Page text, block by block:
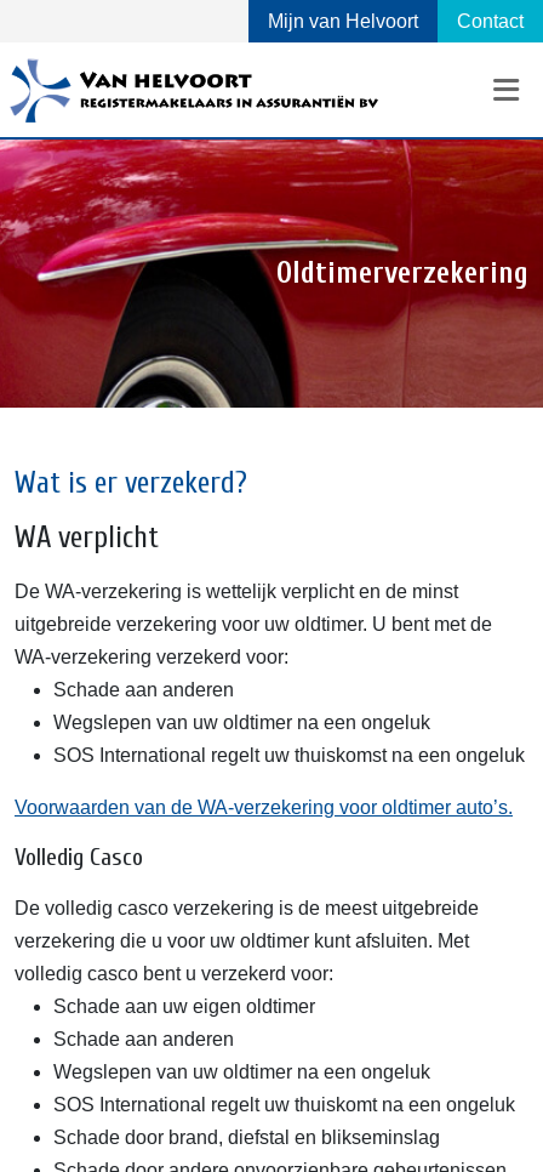
Mijn van Helvoort Contact
Oldtimerverzekering
Wat is er verzekerd?
WA verplicht
De WA-verzekering is wettelijk verplicht en de minst
uitgebreide verzekering voor uw oldtimer. U bent met de
WA-verzekering verzekerd voor:
Schade aan anderen
Wegslepen van uw oldtimer na een ongeluk
SOS International regelt uw thuiskomst na een ongeluk
Voorwaarden van de WA-verzekering voor oldtimer auto’s.
Volledig Casco
De volledig casco verzekering is de meest uitgebreide
verzekering die u voor uw oldtimer kunt afsluiten. Met
volledig casco bent u verzekerd voor:
Schade aan uw eigen oldtimer
Schade aan anderen
Wegslepen van uw oldtimer na een ongeluk
SOS International regelt uw thuiskomt na een ongeluk
Schade door brand, diefstal en blikseminslag